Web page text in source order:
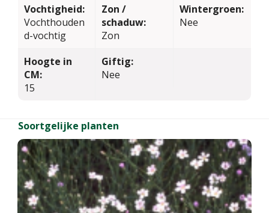
Vochtigheid:
Vochthouden
d-vochtig
Zon /
schaduw:
Zon
Wintergroen:
Nee
Hoogte in
CM:
15
Giftig:
Nee
Soortgelijke planten